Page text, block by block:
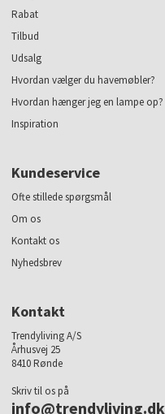
Rabat
Tilbud
Udsalg
Hvordan vælger du havemøbler?
Hvordan hænger jeg en lampe op?
Inspiration
Kundeservice
Ofte stillede spørgsmål
Om os
Kontakt os
Nyhedsbrev
Kontakt
Trendyliving A/S
Århusvej 25
8410 Rønde
Skriv til os på
info@trendyliving.dk